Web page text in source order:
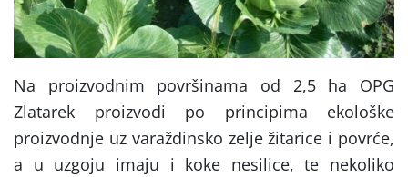
Na proizvodnim površinama od 2,5 ha OPG
Zlatarek proizvodi po principima ekološke
proizvodnje uz varaždinsko zelje žitarice i povrće,
a u uzgoju imaju i koke nesilice, te nekoliko